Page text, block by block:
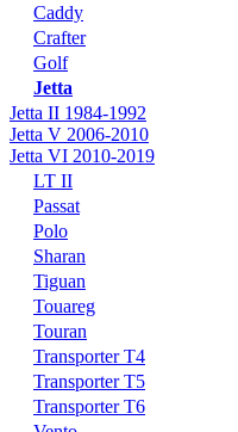
Caddy
Crafter
Golf
Jetta
Jetta II 1984-1992
Jetta V 2006-2010
Jetta VI 2010-2019
LT II
Passat
Polo
Sharan
Tiguan
Touareg
Touran
Transporter T4
Transporter T5
Transporter T6